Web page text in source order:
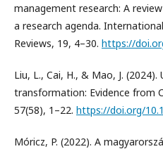
management research: A
a research agenda.
Reviews, 19, 4–30. https://
Liu, L., Cai, H., & Mao, J.
transformation: Evidence from
57(58), 1–22. https://doi.org/
Móricz, P. (2022). A